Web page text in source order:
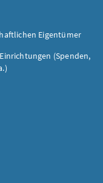
Eigentümer
(Spenden,